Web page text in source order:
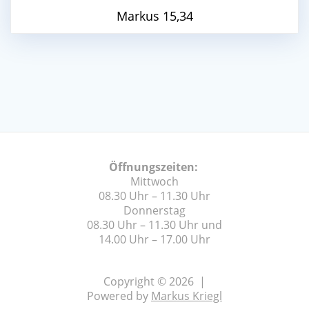
Markus 15,34
Öffnungszeiten:
Mittwoch
08.30 Uhr – 11.30 Uhr
Donnerstag
08.30 Uhr – 11.30 Uhr und
14.00 Uhr – 17.00 Uhr
Copyright © 2026 |
Powered by Markus Kriegl